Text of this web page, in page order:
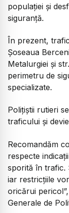
populației și
siguranță.
În prezent,
Șoseaua
Metalurgiei și
perimetru de
specializate.
Polițiștii rutieri
traficului și
Recomandăm
respecte
sporită în trafic.
iar restricțiile
oricărui
Generale de